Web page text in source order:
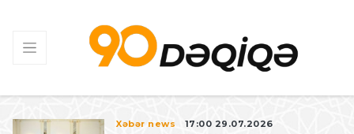
Xəbər news 17:00 29.07.2026